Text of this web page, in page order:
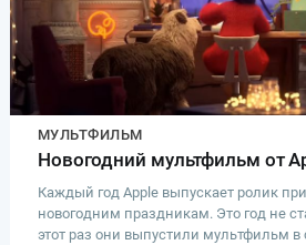
МУЛЬТФИЛЬМ
Новогодний мультфильм от
Каждый год Apple выпускает ролик
новогодним праздникам. Это год не
этот раз они выпустили мультфильм в